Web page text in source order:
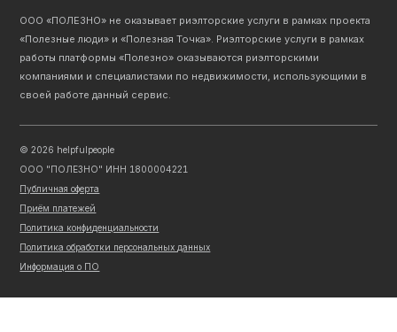
ООО «ПОЛЕЗНО» не оказывает риэлторские услуги в рамках проекта
«Полезные люди» и «Полезная Точка». Риэлторские услуги в рамках
работы платформы «Полезно» оказываются риэлторскими
компаниями и специалистами по недвижимости, использующими в
своей работе данный сервис.
©2026 helpfulpeople
ООО "ПОЛЕЗНО" ИНН 1800004221
Публичная оферта
Приём платежей
Политика конфиденциальности
Политика обработки персональных данных
Информация о ПО